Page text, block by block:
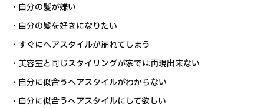
・自分の髪が嫌い
・自分の髪を好きになりたい
・すぐにヘアスタイルが崩れてしまう
・美容室と同じスタイリングが家では再現出来ない
・自分に似合うヘアスタイルがわからない
・自分に似合うヘアスタイルにして欲しい